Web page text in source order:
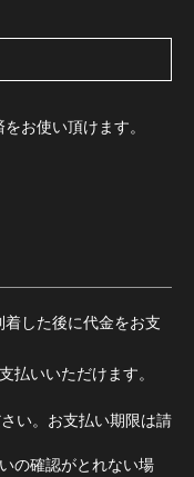
お使い頂けます。
した後に代金をお支
払いいただけます。
い。お支払い期限は請
の確認がとれない場